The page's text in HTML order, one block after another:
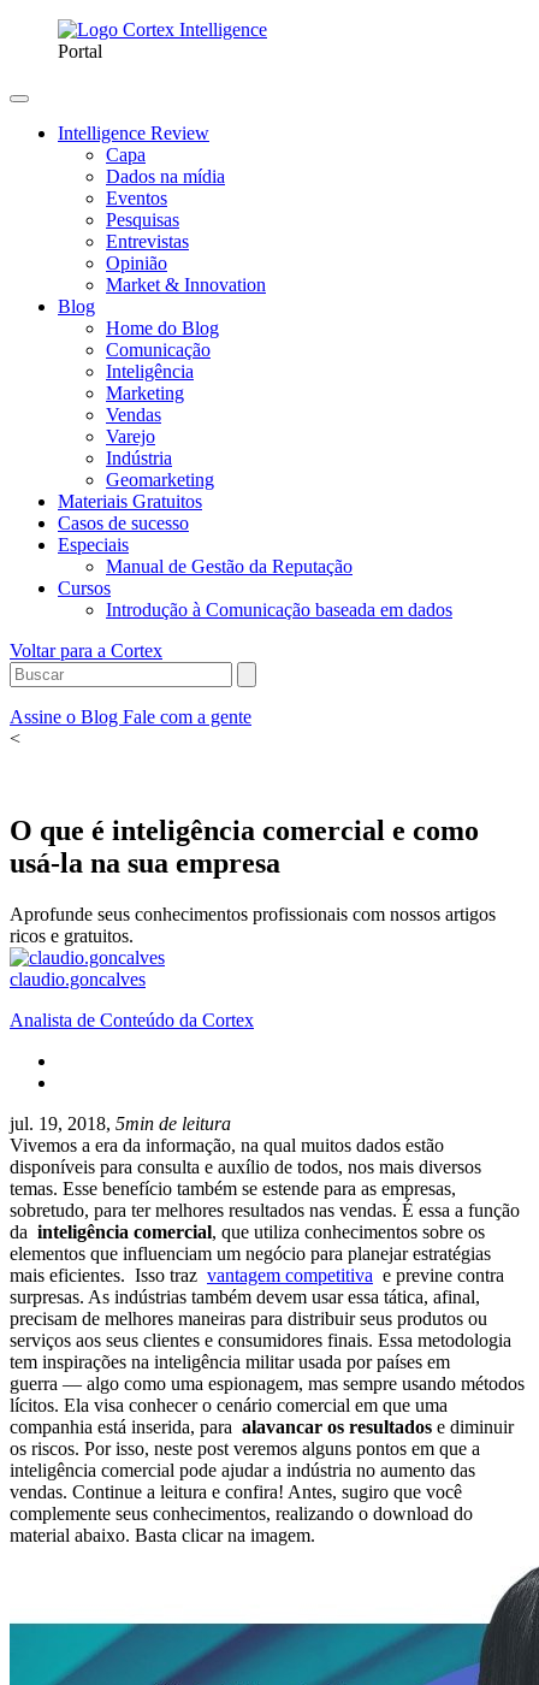
Portal
Intelligence Review
Capa
Dados na mídia
Eventos
Pesquisas
Entrevistas
Opinião
Market & Innovation
Blog
Home do Blog
Comunicação
Inteligência
Marketing
Vendas
Varejo
Indústria
Geomarketing
Materiais Gratuitos
Casos de sucesso
Especiais
Manual de Gestão da Reputação
Cursos
Introdução à Comunicação baseada em dados
Voltar para a Cortex
Assine o Blog Fale com a gente
<
O que é inteligência comercial e como
usá-la na sua empresa
Aprofunde seus conhecimentos profissionais com nossos artigos
ricos e gratuitos.
claudio.goncalves
Analista de Conteúdo da Cortex
jul. 19, 2018, 5min de leitura
Vivemos a era da informação, na qual muitos dados estão
disponíveis para consulta e auxílio de todos, nos mais diversos
temas. Esse benefício também se estende para as empresas,
sobretudo, para ter melhores resultados nas vendas. É essa a função
da inteligência comercial, que utiliza conhecimentos sobre os
elementos que influenciam um negócio para planejar estratégias
mais eficientes. Isso traz vantagem competitiva e previne contra
surpresas. As indústrias também devem usar essa tática, afinal,
precisam de melhores maneiras para distribuir seus produtos ou
serviços aos seus clientes e consumidores finais. Essa metodologia
tem inspirações na inteligência militar usada por países em
guerra — algo como uma espionagem, mas sempre usando métodos
lícitos. Ela visa conhecer o cenário comercial em que uma
companhia está inserida, para alavancar os resultados e diminuir
os riscos. Por isso, neste post veremos alguns pontos em que a
inteligência comercial pode ajudar a indústria no aumento das
vendas. Continue a leitura e confira! Antes, sugiro que você
complemente seus conhecimentos, realizando o download do
material abaixo. Basta clicar na imagem.